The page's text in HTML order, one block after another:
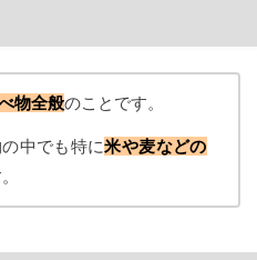
物全般のことです。
中でも特に米や麦などの